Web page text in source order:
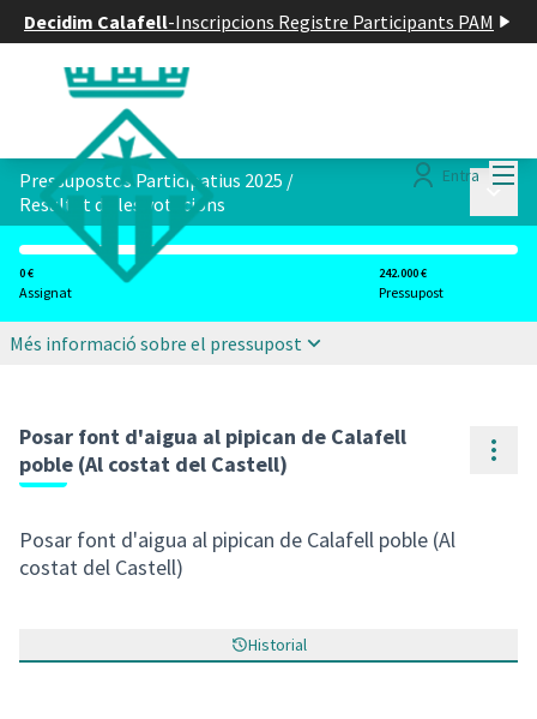
Decidim Calafell-Inscripcions Registre Participants PAM
Entra
Pressupostos Participatius 2025 /
Resultat de les votacions
0 €
Assignat
242.000 €
Pressupost
Més informació sobre el pressupost
Posar font d'aigua al pipican de Calafell
poble (Al costat del Castell)
Posar font d'aigua al pipican de Calafell poble (Al
costat del Castell)
Historial